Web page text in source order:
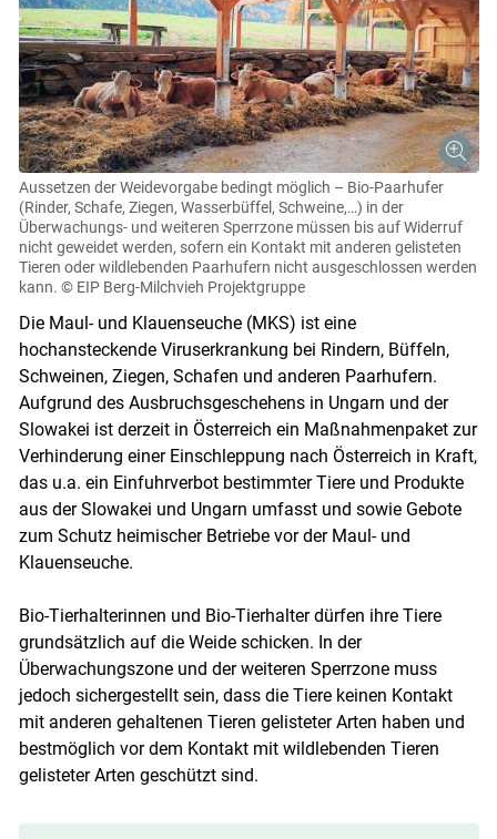
Aussetzen der Weidevorgabe bedingt möglich – Bio-Paarhufer
(Rinder, Schafe, Ziegen, Wasserbüffel, Schweine,…) in der
Überwachungs- und weiteren Sperrzone müssen bis auf Widerruf
nicht geweidet werden, sofern ein Kontakt mit anderen gelisteten
Tieren oder wildlebenden Paarhufern nicht ausgeschlossen werden
kann. © EIP Berg-Milchvieh Projektgruppe
Die Maul- und Klauenseuche (MKS) ist eine
hochansteckende Viruserkrankung bei Rindern, Büffeln,
Schweinen, Ziegen, Schafen und anderen Paarhufern.
Aufgrund des Ausbruchsgeschehens in Ungarn und der
Slowakei ist derzeit in Österreich ein Maßnahmenpaket zur
Verhinderung einer Einschleppung nach Österreich in Kraft,
das u.a. ein Einfuhrverbot bestimmter Tiere und Produkte
aus der Slowakei und Ungarn umfasst und sowie Gebote
zum Schutz heimischer Betriebe vor der Maul- und
Klauenseuche.
Bio-Tierhalterinnen und Bio-Tierhalter dürfen ihre Tiere
grundsätzlich auf die Weide schicken. In der
Überwachungszone und der weiteren Sperrzone muss
jedoch sichergestellt sein, dass die Tiere keinen Kontakt
mit anderen gehaltenen Tieren gelisteter Arten haben und
bestmöglich vor dem Kontakt mit wildlebenden Tieren
gelisteter Arten geschützt sind.